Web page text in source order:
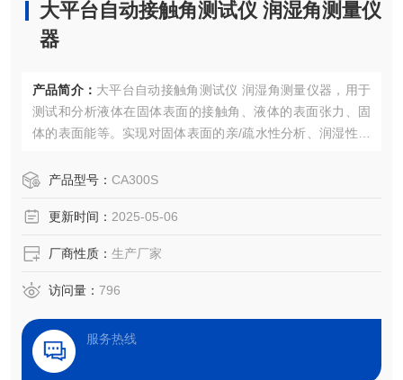
大平台自动接触角测试仪 润湿角测量仪
器
产品简介： 大平台自动接触角测试仪 润湿角测量仪器，用于
测试和分析液体在固体表面的接触角、液体的表面张力、固
体的表面能等。实现对固体表面的亲/疏水性分析、润湿性分
吸收和铺展等过程分析。
产品型号： CA300S
更新时间： 2025-05-06
厂商性质： 生产厂家
访问量： 796
服务热线